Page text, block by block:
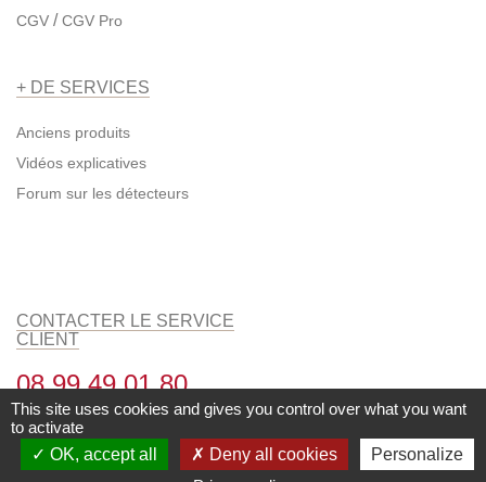
CGV /CGV Pro
+ DE SERVICES
Anciens produits
Vidéos explicatives
Forum sur les détecteurs
CONTACTER LE SERVICE
CLIENT
08 99 49 01 80
Du lundi au vendredi de 9h à 12h et
14h00 à 17h00
Ou par email depuis notreformulaire
This site uses cookies and gives you control over what you want
to activate
OK, accept all
Deny all cookies
Personalize